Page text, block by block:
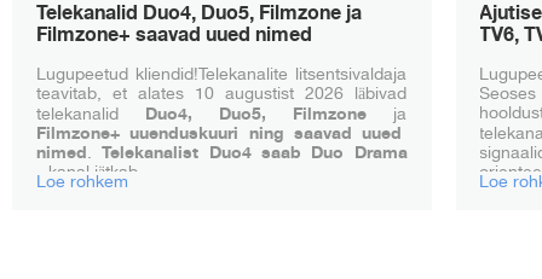
Telekanalid Duo4, Duo5, Filmzone ja
Filmzone+ saavad uued nimed
Lugupeetud kliendid!Telekanalite litsentsivaldaja
teavitab, et alates 10 augustist 2026 läbivad
telekanalid Duo4, Duo5, Filmzone ja
Filmzone+ uuenduskuuri ning saavad uued
nimed .Telekanalist Duo4 saab Duo Drama
- kanal jätkab ...
Loe rohkem
TV6,
Loe